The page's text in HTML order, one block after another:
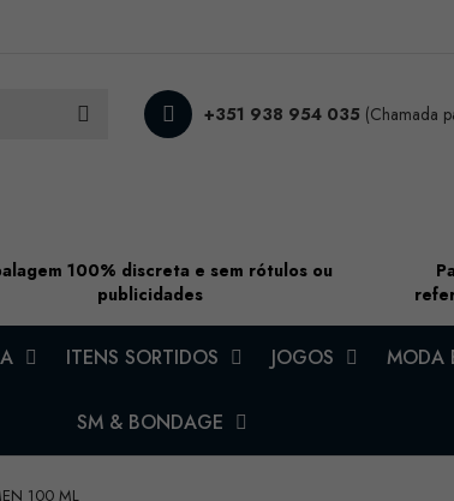
+351 938 954 035 (Chamada
100% discreta e sem rótulos ou
publicidades
ITENS SORTIDOS JOGOS MODA
SM & BONDAGE
100 ML